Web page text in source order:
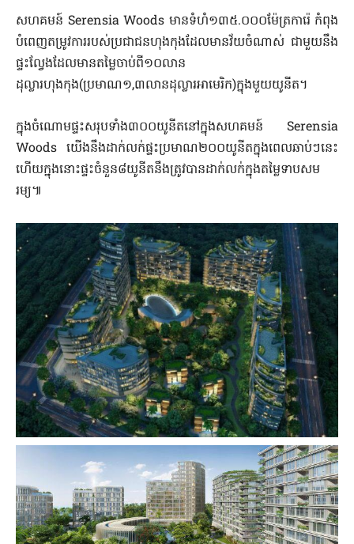
សហគមន៍ Serensia Woods មានទំហំ១៣៥.០០០ម៉ែត្រការ៉េ កំពុង
បំពេញតម្រូវការរបស់ប្រជាជនហុងកុងដែលមានវ័យចំណាស់ ជាមួយនឹង
ផ្ទះល្វែងដែលមានតម្លៃចាប់ពី១០លាន
ដុល្លារហុងកុង(ប្រមាណ១,៣លានដុល្លារអាមេរិក)ក្នុងមួយយូនីត។
ក្នុងចំណោមផ្ទះសរុបទាំង៣០០យូនីតនៅក្នុងសហគមន៍ Serensia
Woods យើងនឹងដាក់លក់ផ្ទះប្រមាណ២០០យូនីតក្នុងពេលឆាប់ៗនេះ
ហើយក្នុងនោះផ្ទះចំនួន៨យូនីតនឹងត្រូវបានដាក់លក់ក្នុងតម្លៃទាបសម
រម្យ៕